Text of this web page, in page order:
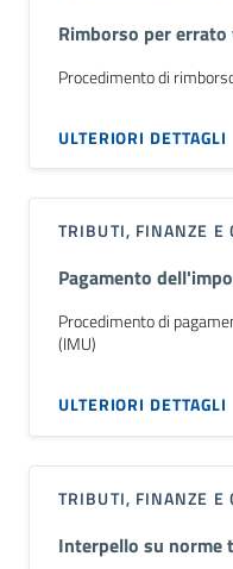
Rimborso per
Procedimento di
ULTERIORI DETTAGLI
TRIBUTI, FINANZE E
Pagamento
Procedimento di
(IMU)
ULTERIORI DETTAGLI
TRIBUTI, FINANZE E
Interpello su norme